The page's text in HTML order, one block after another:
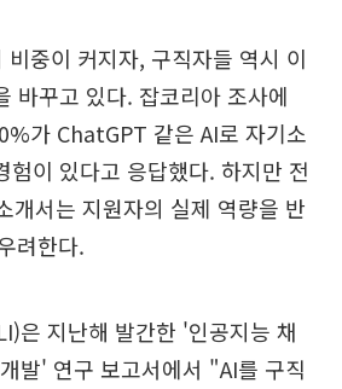
중이 커지자, 구직자들 역시 이
바꾸고 있다. 잡코리아 조사에
가 ChatGPT 같은 AI로 자기소
험이 있다고 응답했다. 하지만 전
개서는 지원자의 실제 역량을 반
려한다.
은 지난해 발간한 '인공지능 채
발' 연구 보고서에서 "AI를 구직